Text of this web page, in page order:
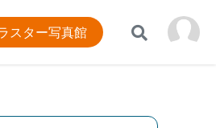
スター写真館